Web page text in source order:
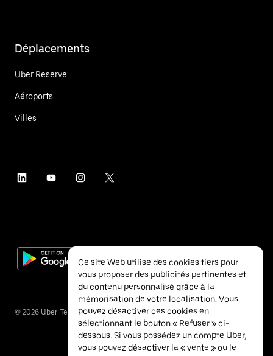
Déplacements
Uber Reserve
Aéroports
Villes
© 2026 Uber Technologies Inc.
Ce site Web utilise des cookies tiers pour
vous proposer des publicités pertinentes et
du contenu personnalisé grâce à la
mémorisation de votre localisation. Vous
pouvez désactiver ces cookies en
sélectionnant le bouton « Refuser » ci-
dessous. Si vous possédez un compte Uber,
vous pouvez désactiver la « vente » ou le